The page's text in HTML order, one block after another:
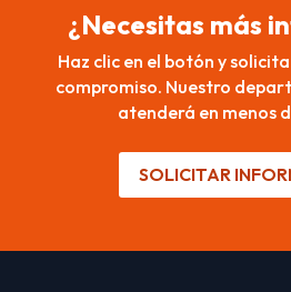
¿Necesitas más
Haz clic en el botón y
compromiso. Nuestro
atenderá en menos
SOLICITAR